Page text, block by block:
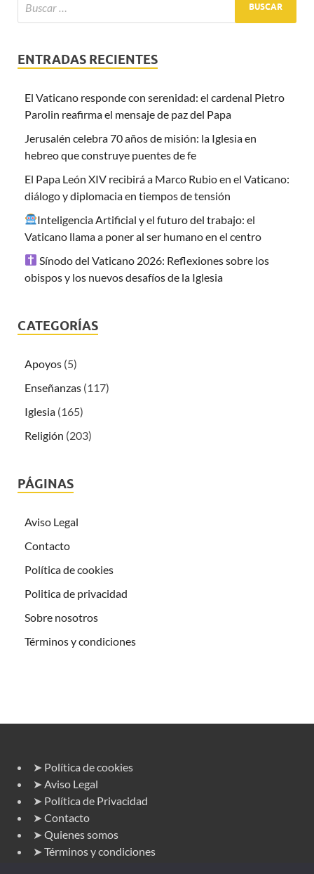
ENTRADAS RECIENTES
El Vaticano responde con serenidad: el cardenal Pietro
Parolin reafirma el mensaje de paz del Papa
Jerusalén celebra 70 años de misión: la Iglesia en
hebreo que construye puentes de fe
El Papa León XIV recibirá a Marco Rubio en el Vaticano:
diálogo y diplomacia en tiempos de tensión
Inteligencia Artificial y el futuro del trabajo: el
Vaticano llama a poner al ser humano en el centro
Sínodo del Vaticano 2026: Reflexiones sobre los
obispos y los nuevos desafíos de la Iglesia
CATEGORÍAS
Apoyos (5)
Enseñanzas (117)
Iglesia (165)
Religión (203)
PÁGINAS
Aviso Legal
Contacto
Política de cookies
Politica de privacidad
Sobre nosotros
Términos y condiciones
➤ Política de cookies
➤ Aviso Legal
➤ Política de Privacidad
➤ Contacto
➤ Quienes somos
➤ Términos y condiciones